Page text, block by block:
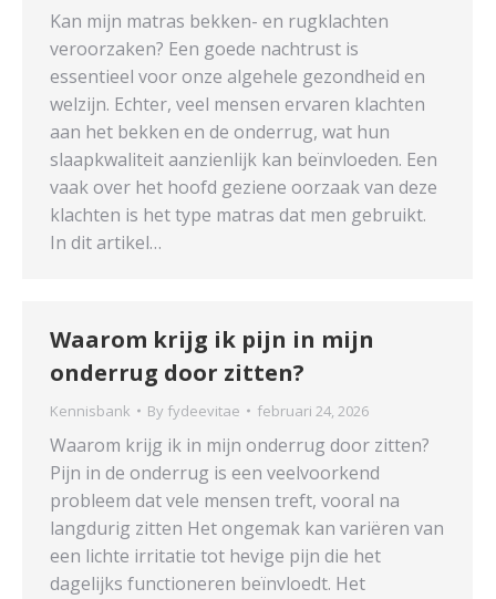
Kan mijn matras bekken- en rugklachten
veroorzaken? Een goede nachtrust is
essentieel voor onze algehele gezondheid en
welzijn. Echter, veel mensen ervaren klachten
aan het bekken en de onderrug, wat hun
slaapkwaliteit aanzienlijk kan beïnvloeden. Een
vaak over het hoofd geziene oorzaak van deze
klachten is het type matras dat men gebruikt.
In dit artikel…
Waarom krijg ik pijn in mijn
onderrug door zitten?
Kennisbank By fydeevitae februari 24, 2026
Waarom krijg ik in mijn onderrug door zitten?
Pijn in de onderrug is een veelvoorkend
probleem dat vele mensen treft, vooral na
langdurig zitten Het ongemak kan variëren van
een lichte irritatie tot hevige pijn die het
dagelijks functioneren beïnvloedt. Het